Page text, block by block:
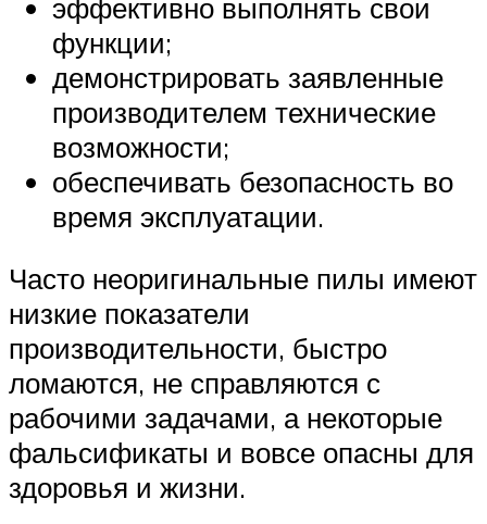
эффективно выполнять свои
функции;
демонстрировать заявленные
производителем технические
возможности;
обеспечивать безопасность во
время эксплуатации.
Часто неоригинальные пилы имеют
низкие показатели
производительности, быстро
ломаются, не справляются с
рабочими задачами, а некоторые
фальсификаты и вовсе опасны для
здоровья и жизни.